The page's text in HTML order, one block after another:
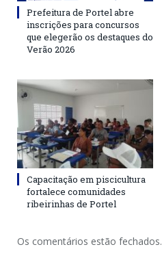
Prefeitura de Portel abre
inscrições para concursos
que elegerão os destaques do
Verão 2026
Capacitação em piscicultura
fortalece comunidades
ribeirinhas de Portel
Os comentários estão fechados.